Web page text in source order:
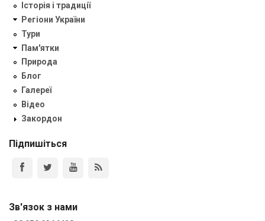
Історія і традиції
Регіони України
Тури
Пам'ятки
Природа
Блог
Галереї
Відео
Закордон
Підпишіться
Зв'язок з нами